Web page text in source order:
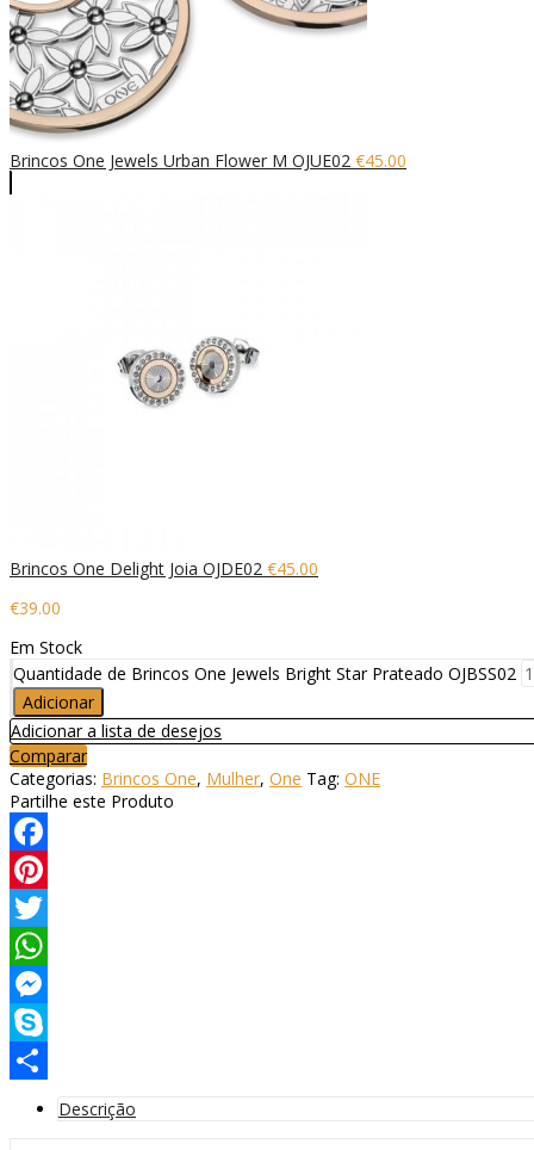
Brincos One Jewels Urban Flower M OJUE02 €45.00
Brincos One Delight Joia OJDE02 €45.00
€39.00
Em Stock
Quantidade de Brincos One Jewels Bright Star Prateado OJBSS02
Adicionar
Adicionar a lista de desejos
Comparar
Categorias: Brincos One, Mulher, One Tag: ONE
Partilhe este Produto
Facebook
Pinterest
Twitter
WhatsApp
Messenger
Skype
Compartilhar
Descrição